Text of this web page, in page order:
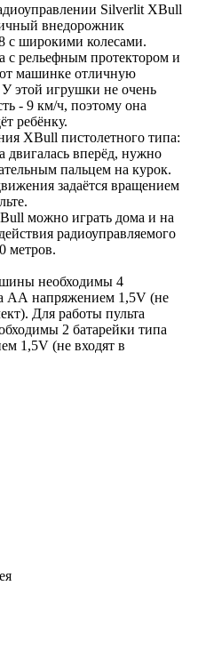
Silverlit XBull
внедорожник
с широкими колесами.
с рельефным протектором и
машинке отличную
этой игрушки не очень
- 9 км/ч, поэтому она
ребёнку.
XBull пистолетного типа:
вперёд, нужно
пальцем на курок.
задаётся вращением
можно играть дома и на
радиоуправляемого
метров.
необходимы 4
АА напряжением 1,5V (не
Для работы пульта
2 батарейки типа
1,5V (не входят в